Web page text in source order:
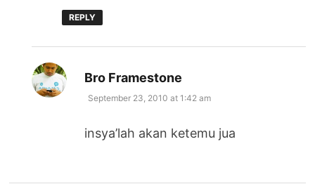
REPLY
Bro Framestone
September 23, 2010 at 1:42 am
insya’lah akan ketemu jua